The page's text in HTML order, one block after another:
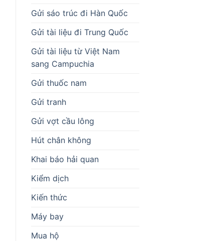
Gửi sáo trúc đi Hàn Quốc
Gửi tài liệu đi Trung Quốc
Gửi tài liệu từ Việt Nam
sang Campuchia
Gửi thuốc nam
Gửi tranh
Gửi vợt cầu lông
Hút chân không
Khai báo hải quan
Kiểm dịch
Kiến thức
Máy bay
Mua hộ